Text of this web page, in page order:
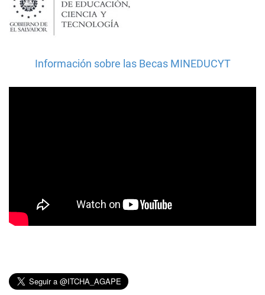
Información sobre las Becas MINEDUCYT